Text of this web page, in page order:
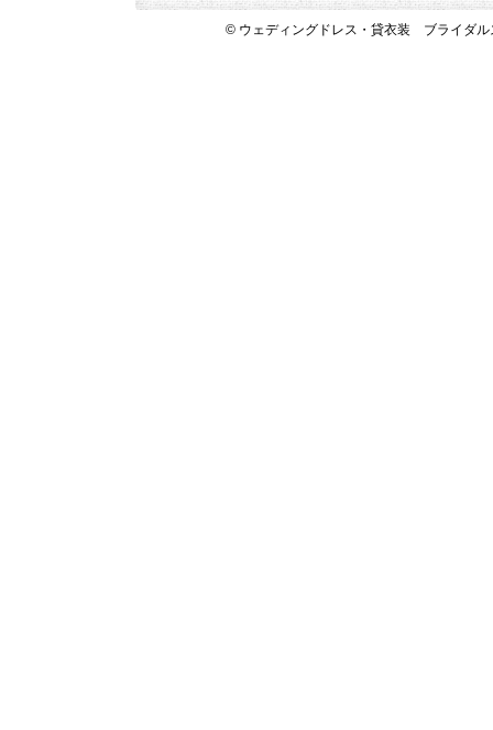
© ウェディングドレス・貸衣装 ブライダ